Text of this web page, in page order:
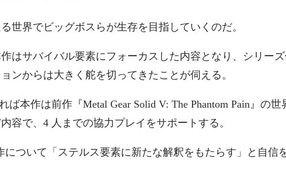
世界でビッグボスらが生存を目指していくのだ。
はサバイバル要素にフォーカスした内容となり、シリー
ンからは大きく舵を切ってきたことが伺える。
ば本作は前作『Metal Gear Solid V: The Phantom Pain』の
容で、4 人までの協力プレイをサポートする。
について「ステルス要素に新たな解釈をもたらす」と自信